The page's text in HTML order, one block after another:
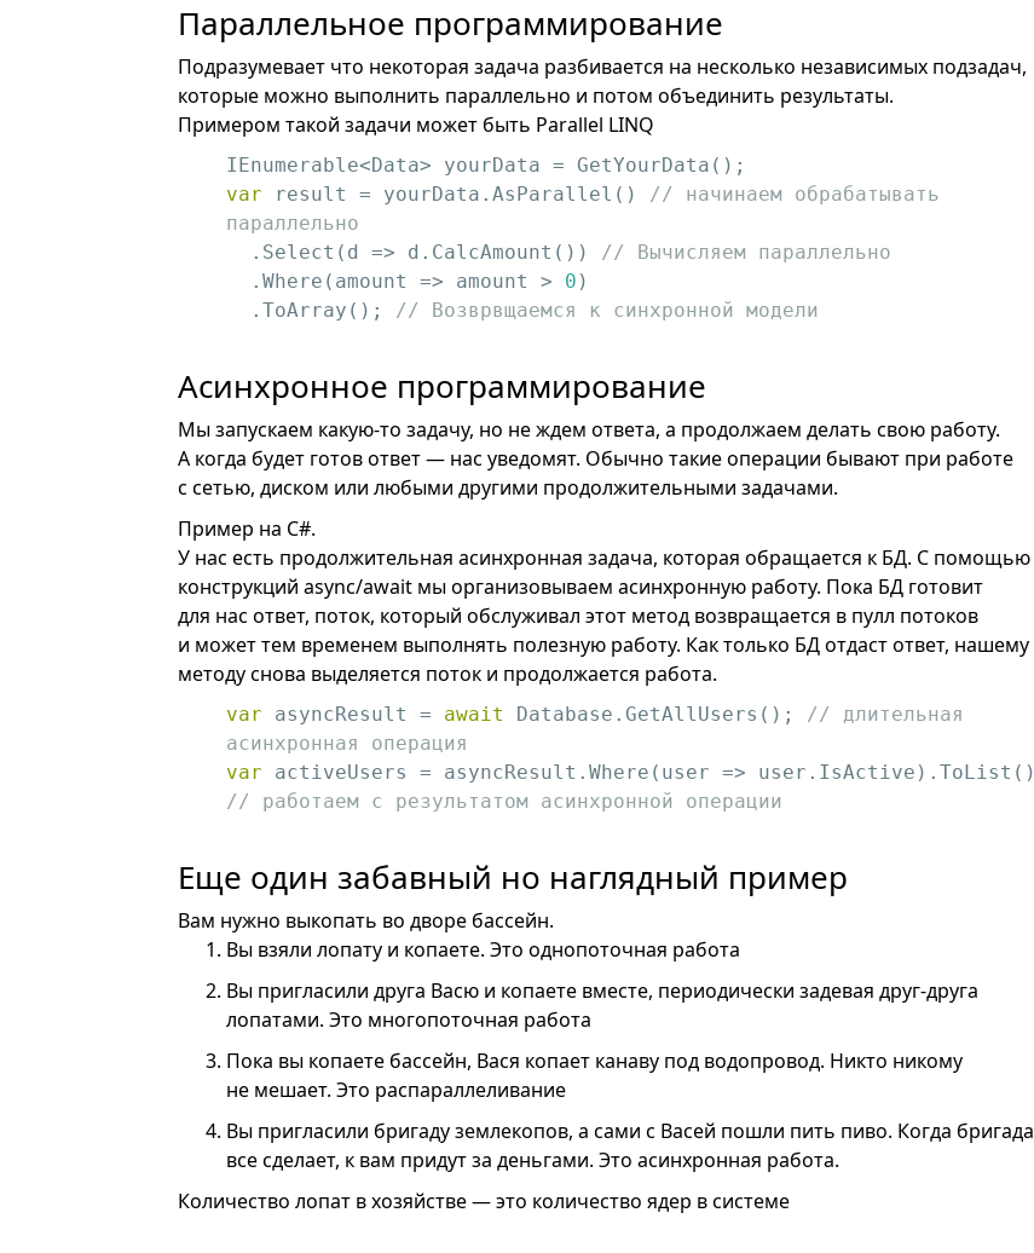
Параллельное программирование
Подразумевает что некоторая задача разбивается на несколько независимых подзадач,
которые можно выполнить параллельно и потом объединить результаты.
Примером такой задачи может быть Parallel LINQ
var result = yourData.AsParallel() // начинаем обрабатывать
параллельно
  .Select(
d => d.CalcAmount()) // Вычисляем параллельно
  .Where(
amount => amount > 0 )
  .ToArray();
// Возврвщаемся к синхронной модели
Асинхронное программирование
Мы запускаем какую-то задачу, но не ждем ответа, а продолжаем делать свою работу.
А когда будет готов ответ — нас уведомят. Обычно такие операции бывают при работе
с сетью, диском или любыми другими продолжительными задачами.
Пример на C#.
У нас есть продолжительная асинхронная задача, которая обращается к БД. С помощью
конструкций async/await мы организовываем асинхронную работу. Пока БД готовит
для нас ответ, поток, который обслуживал этот метод возвращается в пулл потоков
и может тем временем выполнять полезную работу. Как только БД отдаст ответ, нашему
методу снова выделяется поток и продолжается работа.
var asyncResult = await Database.GetAllUsers(); // длительная
асинхронная операция
var activeUsers = asyncResult.Where( user =>
// работаем с результатом асинхронной операции
Еще один забавный но наглядный пример
Вам нужно выкопать во дворе бассейн.
Вы взяли лопату и копаете. Это однопоточная работа
Вы пригласили друга Васю и копаете вместе, периодически задевая друг-друга
лопатами. Это многопоточная работа
Пока вы копаете бассейн, Вася копает канаву под водопровод. Никто никому
не мешает. Это распараллеливание
Вы пригласили бригаду землекопов, а сами с Васей пошли пить пиво. Когда бригада
все сделает, к вам придут за деньгами. Это асинхронная работа.
Количество лопат в хозяйстве — это количество ядер в системе